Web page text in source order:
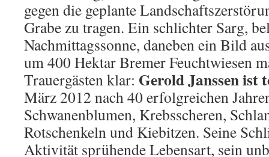
gegen die geplante
Grabe zu tragen. Ein schlichter Sarg,
Nachmittagssonne, daneben ein Bild
um 400 Hektar Bremer Feuchtwiesen
Trauergästen klar: Gerold Janssen ist
März 2012 nach 40 erfolgreichen
Schwanenblumen, Krebsscheren,
Rotschenkeln und Kiebitzen. Seine
Aktivität sprühende Lebensart, sein